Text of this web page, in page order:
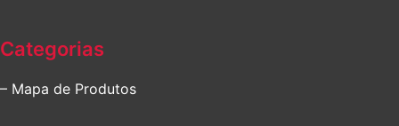
Categorias
– Mapa de Produtos